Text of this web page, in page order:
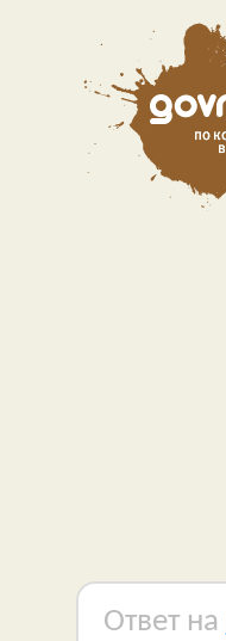
Ответ на